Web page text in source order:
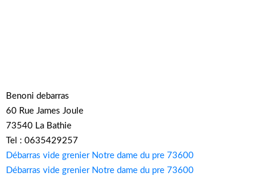
Benoni debarras
60 Rue James Joule
73540 La Bathie
Tel : 0635429257
Débarras vide grenier Notre dame du pre 73600
Débarras vide grenier Notre dame du pre 73600